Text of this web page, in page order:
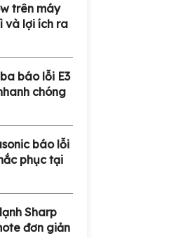
trên máy
và lợi ích ra
báo lỗi E3
chóng
báo lỗi
phục tại
Sharp
đơn giản